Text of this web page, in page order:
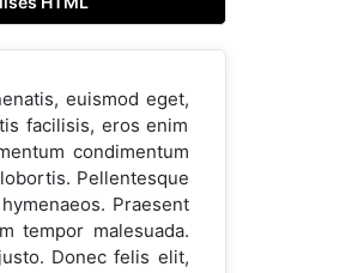
euismod eget,
facilisis, eros enim
condimentum
Pellentesque
Praesent
tempor malesuada.
Donec felis elit,